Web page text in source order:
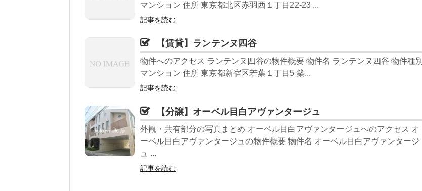
マンション 住所 東京都北区赤羽西１丁目22-23 ...
記事を読む
【賃貸】ランテンヌ四谷
物件へのアクセス ランテンヌ四谷の物件概要 物件名 ランテンヌ四谷 物件種別
マンション 住所 東京都新宿区若葉１丁目5 築...
記事を読む
【分譲】オーベル目白アヴァンタージュ
外観・共有部分の写真まとめ オーベル目白アヴァンタージュへのアクセス オ
ーベル目白アヴァンタージュの物件概要 物件名 オーベル目白アヴァンタージ
ュ ...
記事を読む